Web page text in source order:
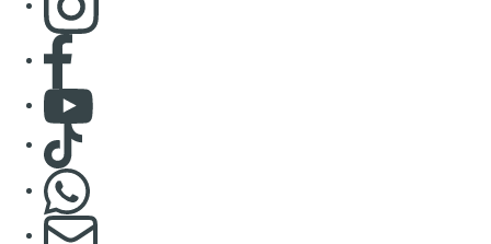
Consulter page Facebook
Consulter Youtube
Consulter TikTok
S'abonner à notre newsletter